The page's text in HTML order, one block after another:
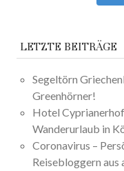
LETZTE BEITRÄGE
Segeltörn
Greenhörner!
Hotel
Wanderurlaub in
Coronavirus –
Reisebloggern aus